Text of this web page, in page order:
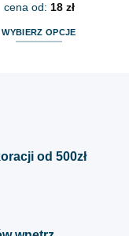
cena od: 18 zł
WYBIERZ OPCJE
można
od 500zł